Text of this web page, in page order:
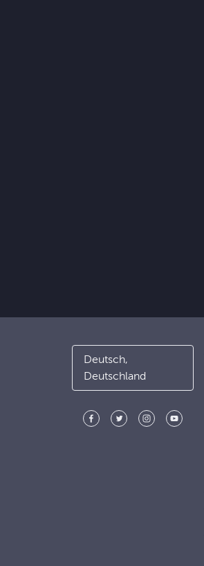
Deutsch,
Deutschland